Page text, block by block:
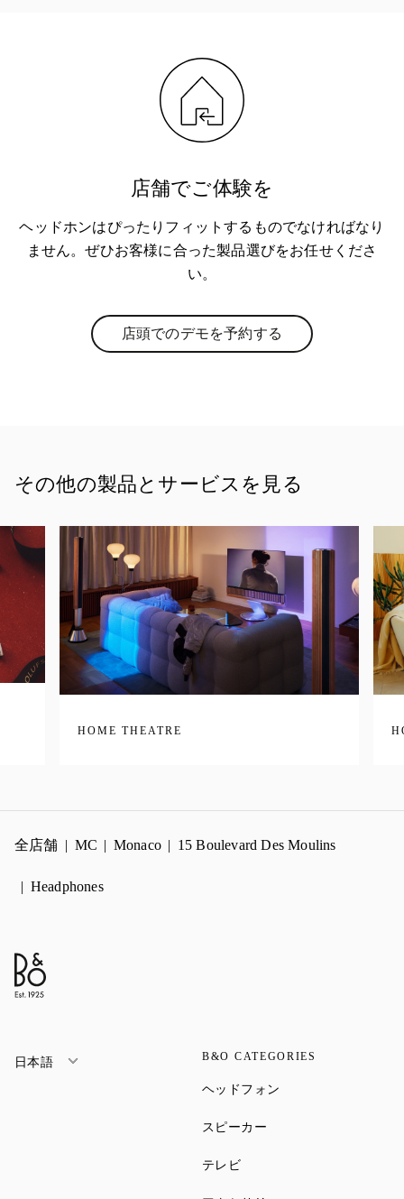
店舗でご体験を
ヘッドホンはぴったりフィットするものでなければなり
ません。ぜひお客様に合った製品選びをお任せくださ
い。
店頭でのデモを予約する
Link Opens in New Tab
その他の製品とサービスを見る
HOME THEATRE
全店舗 MC Monaco 15 Boulevard Des Moulins
Headphones
日本語 B&O CATEGORIES
ヘッドフォン
スピーカー
テレビLink Opens in New Tab